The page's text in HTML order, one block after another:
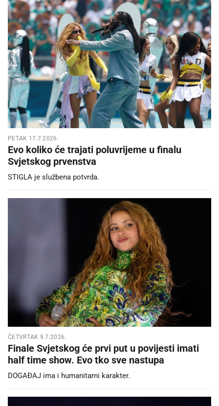
PETAK 17.7.2026.
Evo koliko će trajati poluvrijeme u finalu
Svjetskog prvenstva
STIGLA je službena potvrda.
ČETVRTAK 9.7.2026.
Finale Svjetskog će prvi put u povijesti imati
half time show. Evo tko sve nastupa
DOGAĐAJ ima i humanitarni karakter.